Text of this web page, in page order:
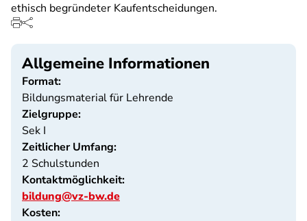
ethisch begründeter Kaufentscheidungen.
Allgemeine Informationen
Format:
Bildungsmaterial für Lehrende
Zielgruppe:
Sek I
Zeitlicher Umfang:
2 Schulstunden
Kontaktmöglichkeit:
bildung@vz-bw.de
Kosten: